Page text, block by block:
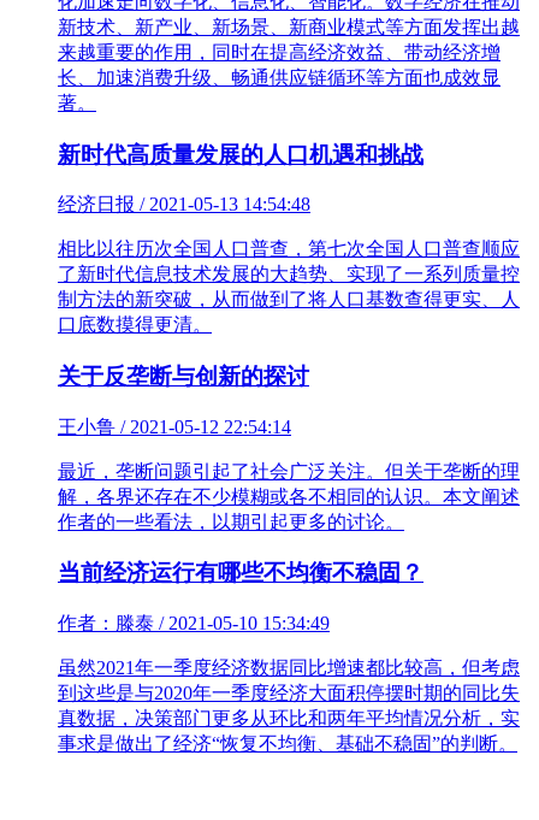
新技术、新产业、新场景、新商业模式等方面发挥出越
来越重要的作用，同时在提高经济效益、带动经济增
长、加速消费升级、畅通供应链循环等方面也成效显
著。
新时代高质量发展的人口机遇和挑战
经济日报 / 2021-05-13 14:54:48
相比以往历次全国人口普查，第七次全国人口普查顺应
了新时代信息技术发展的大趋势、实现了一系列质量控
制方法的新突破，从而做到了将人口基数查得更实、人
口底数摸得更清。
关于反垄断与创新的探讨
王小鲁 / 2021-05-12 22:54:14
最近，垄断问题引起了社会广泛关注。但关于垄断的理
解，各界还存在不少模糊或各不相同的认识。本文阐述
作者的一些看法，以期引起更多的讨论。
当前经济运行有哪些不均衡不稳固？
作者：滕泰 / 2021-05-10 15:34:49
虽然2021年一季度经济数据同比增速都比较高，但考虑
到这些是与2020年一季度经济大面积停摆时期的同比失
真数据，决策部门更多从环比和两年平均情况分析，实
事求是做出了经济“恢复不均衡、基础不稳固”的判断。